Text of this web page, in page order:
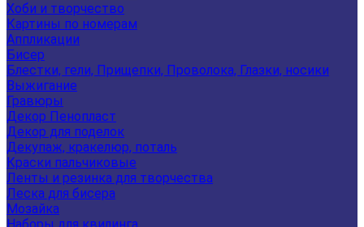
Хоби и творчество
Картины по номерам
Аппликации
Бисер
Блестки, гели, Прищепки, Проволока, Глазки, носики
Выжигание
Гравюры
Декор Пенопласт
Декор для поделок
Декупаж, кракелюр, поталь
Краски пальчиковые
Ленты и резинка для творчества
Леска для бисера
Мозайка